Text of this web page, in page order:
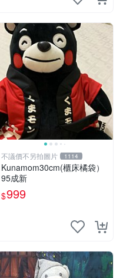
不議價不另拍圖片 1114
Kunamom30cm(櫃床橘袋）
95成新
$999